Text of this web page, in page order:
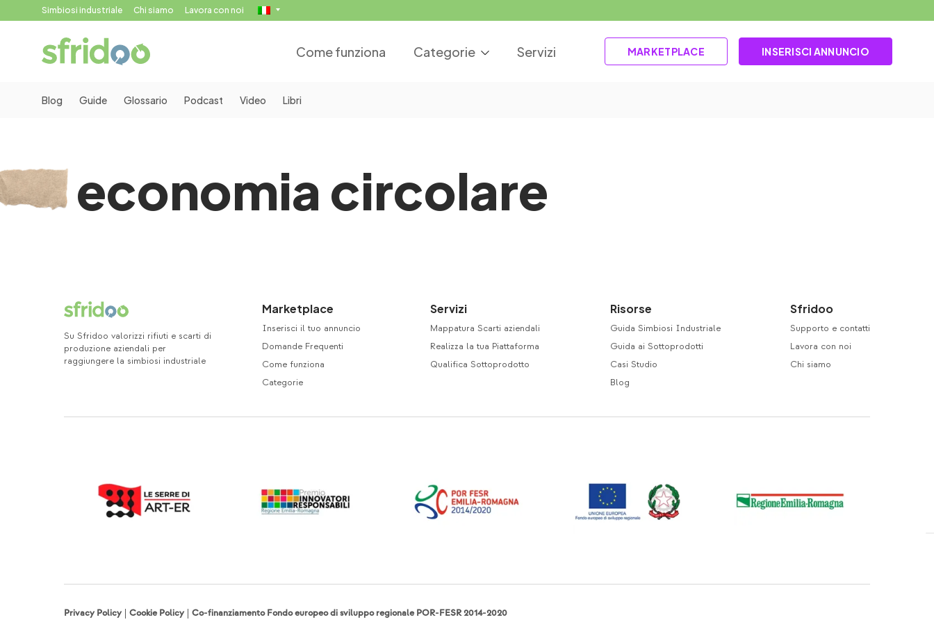
Simbiosi industriale Chi siamo Lavora con noi
Come funziona Categorie Servizi MARKETPLACE INSERISCI ANNUNCIO
Blog Guide Glossario Podcast Video Libri
economia circolare
Su Sfridoo valorizzi rifiuti e scarti di
produzione aziendali per
raggiungere la simbiosi industriale
Marketplace
Inserisci il tuo annuncio
Domande Frequenti
Come funziona
Categorie
Servizi
Mappatura Scarti aziendali
Realizza la tua Piattaforma
Qualifica Sottoprodotto
Risorse
Guida Simbiosi Industriale
Guida ai Sottoprodotti
Casi Studio
Blog
Sfridoo
Supporto e contatti
Lavora con noi
Chi siamo
Privacy Policy| Cookie Policy| Co-finanziamento Fondo europeo di sviluppo regionale POR-FESR 2014-2020